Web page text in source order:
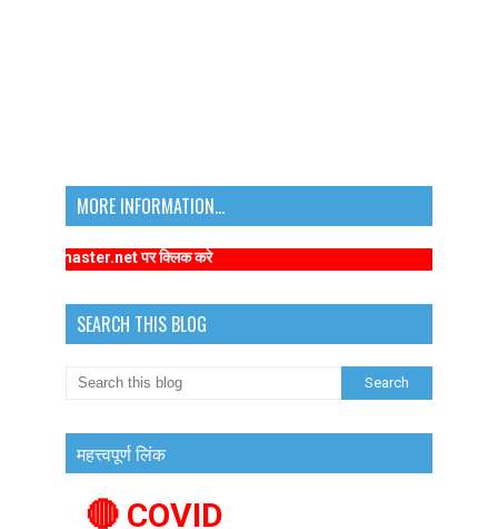
MORE INFORMATION...
पर क्लिक करे
SEARCH THIS BLOG
महत्त्वपूर्ण लिंक
🔴 COVID